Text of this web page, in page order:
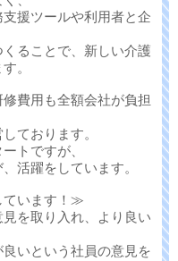
援ツールや利用者と企
ることで、新しい介護
。
費用も全額会社が負担
ております。
トですが、
活躍をしています。
ています！≫
を取り入れ、より良い
いという社員の意見を